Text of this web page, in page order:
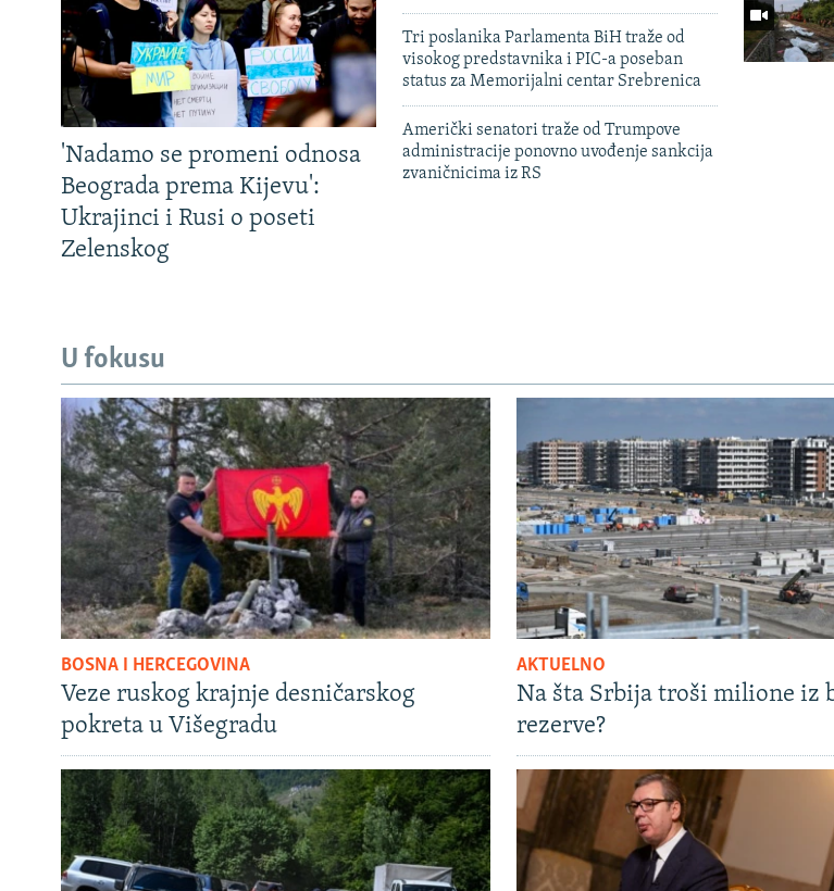
'Nadamo se promeni odnosa
Beograda prema Kijevu':
Ukrajinci i Rusi o poseti
Zelenskog
Tri poslanika Parlamenta BiH traže od
visokog predstavnika i PIC-a poseban
status za Memorijalni centar Srebrenica
Američki senatori traže od Trumpove
administracije ponovno uvođenje sankcija
zvaničnicima iz RS
U fokusu
BOSNA I HERCEGOVINA
Veze ruskog krajnje desničarskog
pokreta u Višegradu
AKTUELNO
Na šta Srbija troši milione iz
rezerve?